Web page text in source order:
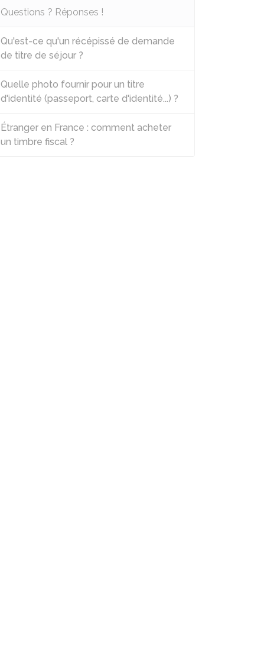
Questions ? Réponses !
Qu'est-ce qu'un récépissé de demande
de titre de séjour ?
Quelle photo fournir pour un titre
d'identité (passeport, carte d'identité...) ?
Étranger en France : comment acheter
un timbre fiscal ?